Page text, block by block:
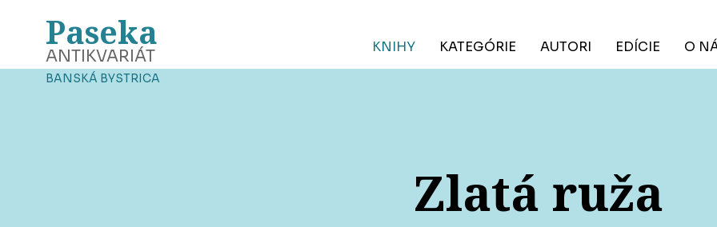
Paseka
ANTIKVARIÁT
BANSKÁ BYSTRICA
KNIHY KATEGÓRIE AUTORI EDÍCIE O
Zlatá ruža